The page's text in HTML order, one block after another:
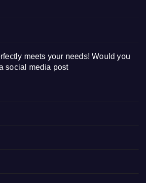
meets your needs! Would you
social media post